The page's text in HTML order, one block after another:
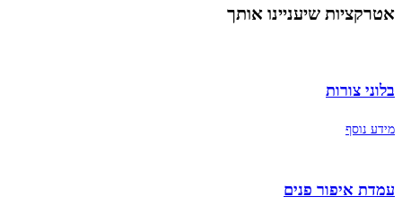
אטרקציות שיעניינו אותך
בלוני צורות
מידע נוסף
עמדת איפור פנים